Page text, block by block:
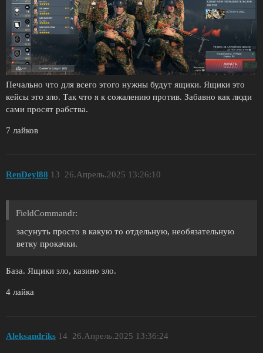
Печально что для всего этого нужны будут ящики. Ящики это
кейсы это зло. Так что я к сожалению против. Забавно как люди
сами просят рабства.
7 лайков
RenDeyl88 26.Апрель.2025 13:26:10
13
FieldCommandr:
засунуть просто в какую то отдельную, необязательную
ветку прокачки.
База. Ящики зло, казино зло.
4 лайка
Aleksandriks 26.Апрель.2025 13:36:24
14